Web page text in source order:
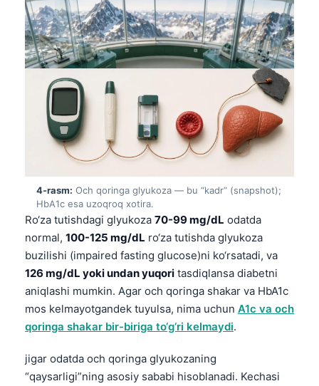
4-rasm: Och qoringa glyukoza — bu “kadr” (snapshot);
HbA1c esa uzoqroq xotira.
Ro‘za tutishdagi glyukoza 70-99 mg/dL odatda
normal, 100-125 mg/dL ro‘za tutishda glyukoza
buzilishi (impaired fasting glucose)ni ko‘rsatadi, va
126 mg/dL yoki undan yuqori tasdiqlansa diabetni
aniqlashi mumkin. Agar och qoringa shakar va HbA1c
mos kelmayotgandek tuyulsa, nima uchun A1c va och
qoringa shakar bir-biriga to‘g‘ri kelmaydi.
jigar odatda och qoringa glyukozaning
“qaysarligi”ning asosiy sababi hisoblanadi. Kechasi